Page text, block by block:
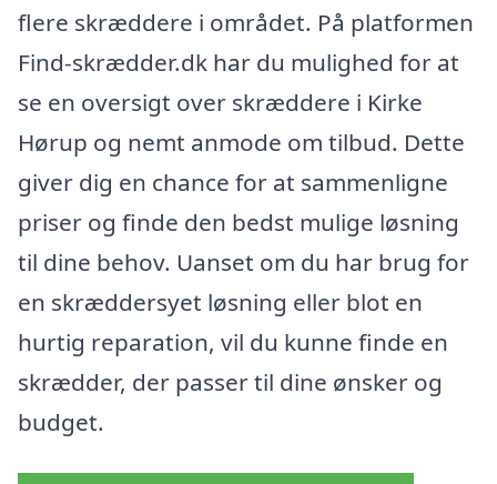
flere skræddere i området. På platformen
Find-skrædder.dk har du mulighed for at
se en oversigt over skræddere i Kirke
Hørup og nemt anmode om tilbud. Dette
giver dig en chance for at sammenligne
priser og finde den bedst mulige løsning
til dine behov. Uanset om du har brug for
en skræddersyet løsning eller blot en
hurtig reparation, vil du kunne finde en
skrædder, der passer til dine ønsker og
budget.